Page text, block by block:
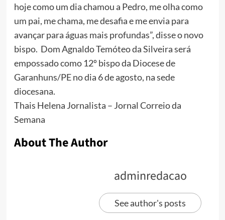
hoje como um dia chamou a Pedro, me olha como
um pai, me chama, me desafia e me envia para
avançar para águas mais profundas”, disse o novo
bispo. Dom Agnaldo Temóteo da Silveira será
empossado como 12º bispo da Diocese de
Garanhuns/PE no dia 6 de agosto, na sede
diocesana.
Thais Helena Jornalista – Jornal Correio da
Semana
About The Author
adminredacao
See author's posts